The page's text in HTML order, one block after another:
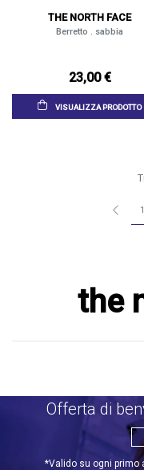
THE NORTH FACE
Berretto . sabbia
23,00 €
VISUALIZZA PRODOTTO
1
the
Offerta di
*Valido su ogni primo